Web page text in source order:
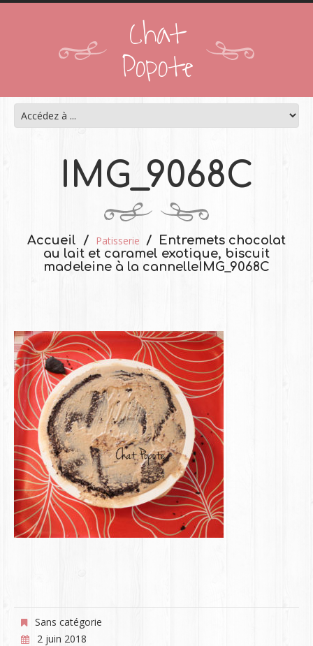
Chat
Popote
IMG_9068C
Accueil Patisserie
Entremets chocolat
au lait et caramel exotique, biscuit
madeleine à la cannelleIMG_9068C
Sans catégorie
2 juin 2018